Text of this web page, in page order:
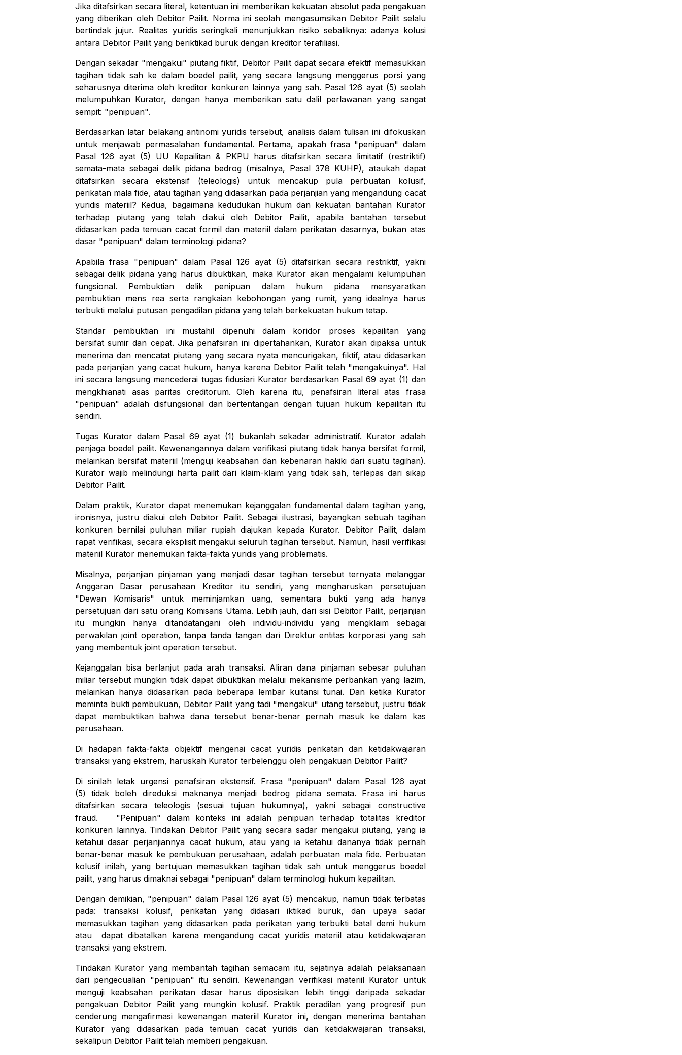
Jika ditafsirkan secara literal, ketentuan ini memberikan kekuatan absolut pada pengakuan
yang diberikan oleh Debitor Pailit. Norma ini seolah mengasumsikan Debitor Pailit selalu
bertindak jujur. Realitas yuridis seringkali menunjukkan risiko sebaliknya: adanya kolusi
antara Debitor Pailit yang beriktikad buruk dengan kreditor terafiliasi.
Dengan sekadar "mengakui" piutang fiktif, Debitor Pailit dapat secara efektif memasukkan
tagihan tidak sah ke dalam boedel pailit, yang secara langsung menggerus porsi yang
seharusnya diterima oleh kreditor konkuren lainnya yang sah. Pasal 126 ayat (5) seolah
melumpuhkan Kurator, dengan hanya memberikan satu dalil perlawanan yang sangat
sempit: "penipuan".
Berdasarkan latar belakang antinomi yuridis tersebut, analisis dalam tulisan ini difokuskan
untuk menjawab permasalahan fundamental. Pertama, apakah frasa "penipuan" dalam
Pasal 126 ayat (5) UU Kepailitan & PKPU harus ditafsirkan secara limitatif (restriktif)
semata-mata sebagai delik pidana bedrog (misalnya, Pasal 378 KUHP), ataukah dapat
ditafsirkan secara ekstensif (teleologis) untuk mencakup pula perbuatan kolusif,
perikatan mala fide, atau tagihan yang didasarkan pada perjanjian yang mengandung cacat
yuridis materiil? Kedua, bagaimana kedudukan hukum dan kekuatan bantahan Kurator
terhadap piutang yang telah diakui oleh Debitor Pailit, apabila bantahan tersebut
didasarkan pada temuan cacat formil dan materiil dalam perikatan dasarnya, bukan atas
dasar "penipuan" dalam terminologi pidana?
Apabila frasa "penipuan" dalam Pasal 126 ayat (5) ditafsirkan secara restriktif, yakni
sebagai delik pidana yang harus dibuktikan, maka Kurator akan mengalami kelumpuhan
fungsional. Pembuktian delik penipuan dalam hukum pidana mensyaratkan
pembuktian mens rea serta rangkaian kebohongan yang rumit, yang idealnya harus
terbukti melalui putusan pengadilan pidana yang telah berkekuatan hukum tetap.
Standar pembuktian ini mustahil dipenuhi dalam koridor proses kepailitan yang
bersifat sumir dan cepat. Jika penafsiran ini dipertahankan, Kurator akan dipaksa untuk
menerima dan mencatat piutang yang secara nyata mencurigakan, fiktif, atau didasarkan
pada perjanjian yang cacat hukum, hanya karena Debitor Pailit telah "mengakuinya". Hal
ini secara langsung mencederai tugas fidusiari Kurator berdasarkan Pasal 69 ayat (1) dan
mengkhianati asas paritas creditorum. Oleh karena itu, penafsiran literal atas frasa
"penipuan" adalah disfungsional dan bertentangan dengan tujuan hukum kepailitan itu
sendiri.
Tugas Kurator dalam Pasal 69 ayat (1) bukanlah sekadar administratif. Kurator adalah
penjaga boedel pailit. Kewenangannya dalam verifikasi piutang tidak hanya bersifat formil,
melainkan bersifat materiil (menguji keabsahan dan kebenaran hakiki dari suatu tagihan).
Kurator wajib melindungi harta pailit dari klaim-klaim yang tidak sah, terlepas dari sikap
Debitor Pailit.
Dalam praktik, Kurator dapat menemukan kejanggalan fundamental dalam tagihan yang,
ironisnya, justru diakui oleh Debitor Pailit. Sebagai ilustrasi, bayangkan sebuah tagihan
konkuren bernilai puluhan miliar rupiah diajukan kepada Kurator. Debitor Pailit, dalam
rapat verifikasi, secara eksplisit mengakui seluruh tagihan tersebut. Namun, hasil verifikasi
materiil Kurator menemukan fakta-fakta yuridis yang problematis.
Misalnya, perjanjian pinjaman yang menjadi dasar tagihan tersebut ternyata melanggar
Anggaran Dasar perusahaan Kreditor itu sendiri, yang mengharuskan persetujuan
"Dewan Komisaris" untuk meminjamkan uang, sementara bukti yang ada hanya
persetujuan dari satu orang Komisaris Utama. Lebih jauh, dari sisi Debitor Pailit, perjanjian
itu mungkin hanya ditandatangani oleh individu-individu yang mengklaim sebagai
perwakilan joint operation, tanpa tanda tangan dari Direktur entitas korporasi yang sah
yang membentuk joint operation tersebut.
Kejanggalan bisa berlanjut pada arah transaksi. Aliran dana pinjaman sebesar puluhan
miliar tersebut mungkin tidak dapat dibuktikan melalui mekanisme perbankan yang lazim,
melainkan hanya didasarkan pada beberapa lembar kuitansi tunai. Dan ketika Kurator
meminta bukti pembukuan, Debitor Pailit yang tadi "mengakui" utang tersebut, justru tidak
dapat membuktikan bahwa dana tersebut benar-benar pernah masuk ke dalam kas
perusahaan.
Di hadapan fakta-fakta objektif mengenai cacat yuridis perikatan dan ketidakwajaran
transaksi yang ekstrem, haruskah Kurator terbelenggu oleh pengakuan Debitor Pailit?
Di sinilah letak urgensi penafsiran ekstensif. Frasa "penipuan" dalam Pasal 126 ayat
(5) tidak boleh direduksi maknanya menjadi bedrog pidana semata. Frasa ini harus
ditafsirkan secara teleologis (sesuai tujuan hukumnya), yakni sebagai constructive
fraud. "Penipuan" dalam konteks ini adalah penipuan terhadap totalitas kreditor
konkuren lainnya. Tindakan Debitor Pailit yang secara sadar mengakui piutang, yang ia
ketahui dasar perjanjiannya cacat hukum, atau yang ia ketahui dananya tidak pernah
benar-benar masuk ke pembukuan perusahaan, adalah perbuatan mala fide. Perbuatan
kolusif inilah, yang bertujuan memasukkan tagihan tidak sah untuk menggerus boedel
pailit, yang harus dimaknai sebagai "penipuan" dalam terminologi hukum kepailitan.
Dengan demikian, "penipuan" dalam Pasal 126 ayat (5) mencakup, namun tidak terbatas
pada: transaksi kolusif, perikatan yang didasari iktikad buruk, dan upaya sadar
memasukkan tagihan yang didasarkan pada perikatan yang terbukti batal demi hukum
atau dapat dibatalkan karena mengandung cacat yuridis materiil atau ketidakwajaran
transaksi yang ekstrem.
Tindakan Kurator yang membantah tagihan semacam itu, sejatinya adalah pelaksanaan
dari pengecualian "penipuan" itu sendiri. Kewenangan verifikasi materiil Kurator untuk
menguji keabsahan perikatan dasar harus diposisikan lebih tinggi daripada sekadar
pengakuan Debitor Pailit yang mungkin kolusif. Praktik peradilan yang progresif pun
cenderung mengafirmasi kewenangan materiil Kurator ini, dengan menerima bantahan
Kurator yang didasarkan pada temuan cacat yuridis dan ketidakwajaran transaksi,
sekalipun Debitor Pailit telah memberi pengakuan.